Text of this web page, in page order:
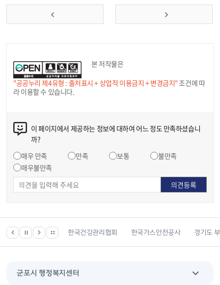
본 저작물은
"공공누리 제4유형 : 출처표시 + 상업적 이용금지 + 변경금지"조건에 따
라 이용할 수 있습니다.
이 페이지에서 제공하는 정보에 대하여 어느 정도 만족하셨습니
까?
매우 만족
만족 보통
불만족
매우불만족
등 위치찾기서비스 한국건강관리협회 한국가스안전공사 경기도
군포시 행정복지센터